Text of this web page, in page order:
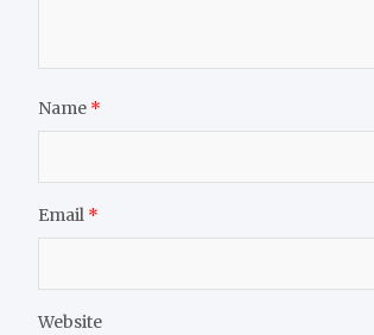
Name *
Email *
Website